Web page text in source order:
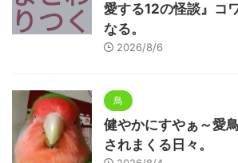
愛する12の怪談』コ
なる。
2026/8/6
鳥
健やかにすやぁ～愛
されまくる日々。